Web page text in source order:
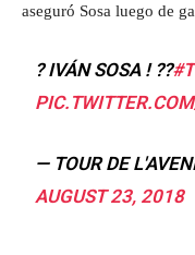
aseguró Sosa luego de
? IVÁN SOSA ! ??
— TOUR DE
AUGUST 23, 2018